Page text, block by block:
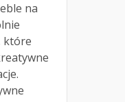
na
które